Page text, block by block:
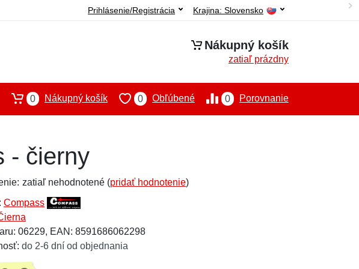
Krajina: Slovensko
Prihlásenie/Registrácia
Nákupný košík
zatiaľ prázdny
0 Porovnanie
0 Obľúbené
0 Nákupný košík
- čierny
zatiaľ nehodnotené (pridať hodnotenie)
Compass
06229, EAN: 8591686062298
do 2-6 dní od objednania